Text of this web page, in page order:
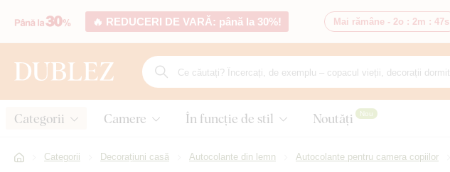
🔥 REDUCERI DE VARĂ: până la 30%! Mai rămâne - 2o : 2m : 45s
Categorii Camere În funcție de stil Noutăți Nou
Categorii Decorațiuni casă Autocolante din lemn Autocolante pentru camera copiilor